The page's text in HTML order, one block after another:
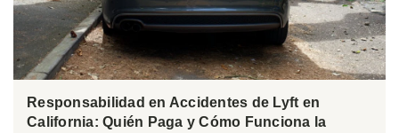
Responsabilidad en Accidentes de Lyft en
California: Quién Paga y Cómo Funciona la